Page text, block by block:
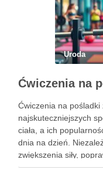
Uroda
Ćwiczenia na
najskuteczniejszych
ciała, a ich
dnia na dzień.
zwiększenia siły,
poczuć się lepiej w